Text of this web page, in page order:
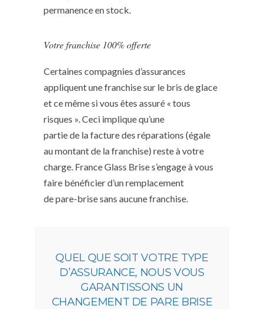
permanence en stock.
Votre franchise 100% offerte
Certaines compagnies d’assurances
appliquent une franchise sur le bris de glace
et ce même si vous êtes assuré « tous
risques ». Ceci implique qu’une
partie de la facture des réparations (égale
au montant de la franchise) reste à votre
charge. France Glass Brise s’engage à vous
faire bénéficier d’un remplacement
de pare-brise sans aucune franchise.
QUEL QUE SOIT VOTRE TYPE
D’ASSURANCE, NOUS VOUS
GARANTISSONS UN
CHANGEMENT DE PARE BRISE